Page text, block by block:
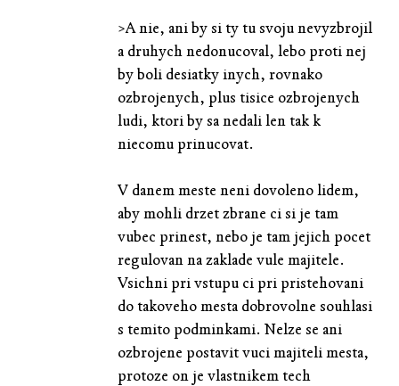
>A nie, ani by si ty tu svoju nevyzbrojil
a druhych nedonucoval, lebo proti nej
by boli desiatky inych, rovnako
ozbrojenych, plus tisice ozbrojenych
ludi, ktori by sa nedali len tak k
niecomu prinucovat.
V danem meste neni dovoleno lidem,
aby mohli drzet zbrane ci si je tam
vubec prinest, nebo je tam jejich pocet
regulovan na zaklade vule majitele.
Vsichni pri vstupu ci pri pristehovani
do takoveho mesta dobrovolne souhlasi
s temito podminkami. Nelze se ani
ozbrojene postavit vuci majiteli mesta,
protoze on je vlastnikem tech